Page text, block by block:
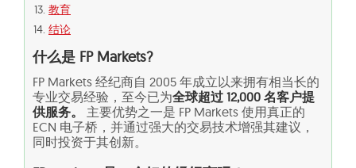
教育
结论
什么是 FP Markets?
FP Markets 经纪商自 2005 年成立以来拥有相当长的
专业交易经验，至今已为全球超过 12,000 名客户提
供服务。
主要优势之一是 FP Markets 使用真正的
ECN 电子桥，并通过强大的交易技术增强其建议，
同时投资于其创新。